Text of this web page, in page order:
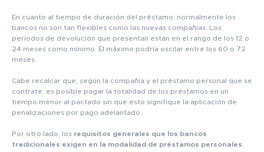
En cuanto al tiempo de duración del préstamo, normalmente los
bancos no son tan flexibles como las nuevas compañías. Los
periodos de devolución que presentan están en el rango de los 12 o
24 meses como mínimo. El máximo podría oscilar entre los 60 o 72
meses.
Cabe recalcar que, según la compañía y el préstamo personal que se
contrate, es posible pagar la totalidad de los préstamos en un
tiempo menor al pactado sin que esto signifique la aplicación de
penalizaciones por pago adelantado.
Por otro lado, los requisitos generales que los bancos
tradicionales exigen en la modalidad de préstamos personales